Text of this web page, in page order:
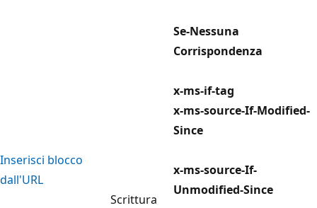
Se-Nessuna
Corrispondenza
x-ms-if-tag
Inserisci blocco
dall'URL
Scrittura
x-ms-source-If-Modified-
Since
x-ms-source-If-
Unmodified-Since